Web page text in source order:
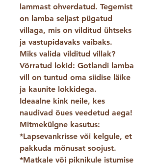
lammast ohverdatud. Tegemist
on lamba seljast pügatud
villaga, mis on vilditud ühtseks
ja vastupidavaks vaibaks.
Miks valida vilditud villak?
Võrratud lokid: Gotlandi lamba
vill on tuntud oma siidise läike
ja kaunite lokkidega.
Ideaalne kink neile, kes
naudivad õues veedetud aega!
Mitmekülgne kasutus:
*Lapsevankrisse või kelgule, et
pakkuda mõnusat soojust.
*Matkale või piknikule istumise